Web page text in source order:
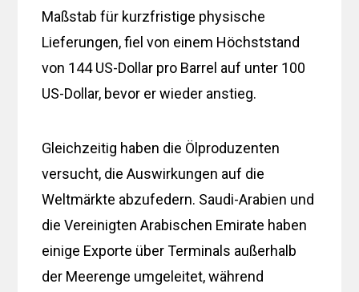
Maßstab für kurzfristige physische
Lieferungen, fiel von einem Höchststand
von 144 US-Dollar pro Barrel auf unter 100
US-Dollar, bevor er wieder anstieg.
Gleichzeitig haben die Ölproduzenten
versucht, die Auswirkungen auf die
Weltmärkte abzufedern. Saudi-Arabien und
die Vereinigten Arabischen Emirate haben
einige Exporte über Terminals außerhalb
der Meerenge umgeleitet, während